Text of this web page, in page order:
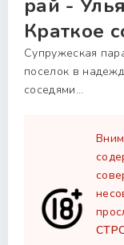
рай -
Краткое
Супружеская
поселок в
соседями...